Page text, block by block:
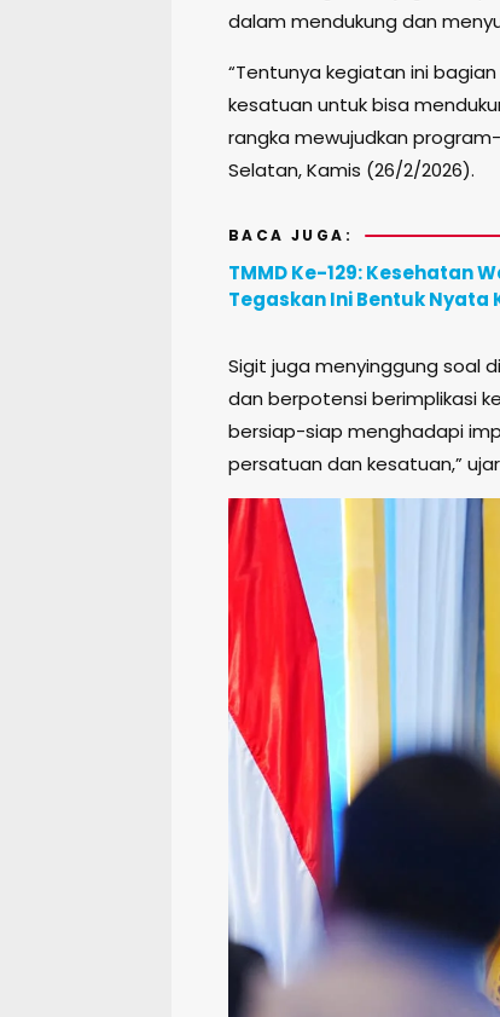
dalam mendukung dan
“Tentunya kegiatan ini
kesatuan untuk bisa
rangka mewujudkan
Selatan, Kamis (26/2/2026).
BACA JUGA:
TMMD Ke-129: Kesehatan
Tegaskan Ini Bentuk
Sigit juga menyinggung soal
dan berpotensi berimplikasi
bersiap-siap menghadapi
persatuan dan kesatuan,”